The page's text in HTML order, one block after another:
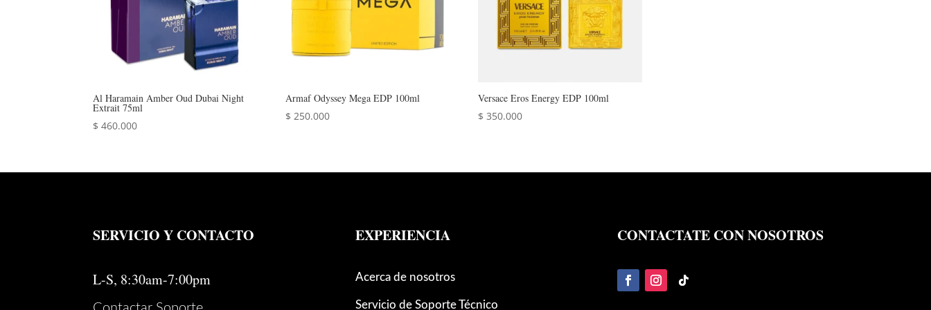
Al Haramain Amber Oud Dubai Night
Extrait 75ml
$ 460.000
Armaf Odyssey Mega EDP 100ml
$ 250.000
Versace Eros Energy EDP 100ml
$ 350.000
SERVICIO Y CONTACTO
L-S, 8:30am-7:00pm
EXPERIENCIA
Acerca de nosotros
Servicio de Soporte Técnico
CONTACTATE CON NOSOTROS